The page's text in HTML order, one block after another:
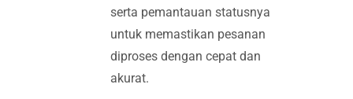
serta pemantauan statusnya
untuk memastikan pesanan
diproses dengan cepat dan
akurat.